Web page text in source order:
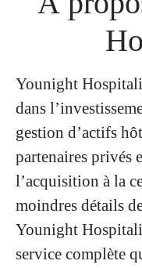
Younight
dans
gestion d’actifs
partenaires privés
l’acquisition à la
moindres détails
Younight
service complète